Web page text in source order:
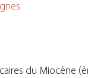
du Miocène